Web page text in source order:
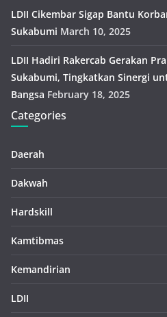
LDII Cikembar Sigap Bantu
Sukabumi March 10, 2025
LDII Hadiri Rakercab Gerakan
Sukabumi, Tingkatkan Sinergi
Bangsa February 18, 2025
Categories
Daerah
Dakwah
Hardskill
Kamtibmas
Kemandirian
LDII